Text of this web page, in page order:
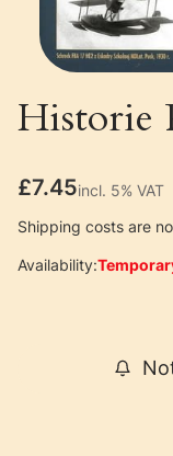
Historie
Price
£7.45incl. 5% VAT
incl. 5% VAT
Shipping costs are
Availability: